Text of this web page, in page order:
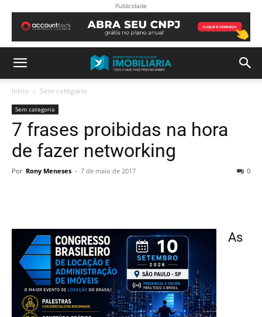
Publicidade
Início Sem categoria
Sem categoria
7 frases proibidas na hora
de fazer networking
Por Rony Meneses - 7 de maio de 2017 0
As